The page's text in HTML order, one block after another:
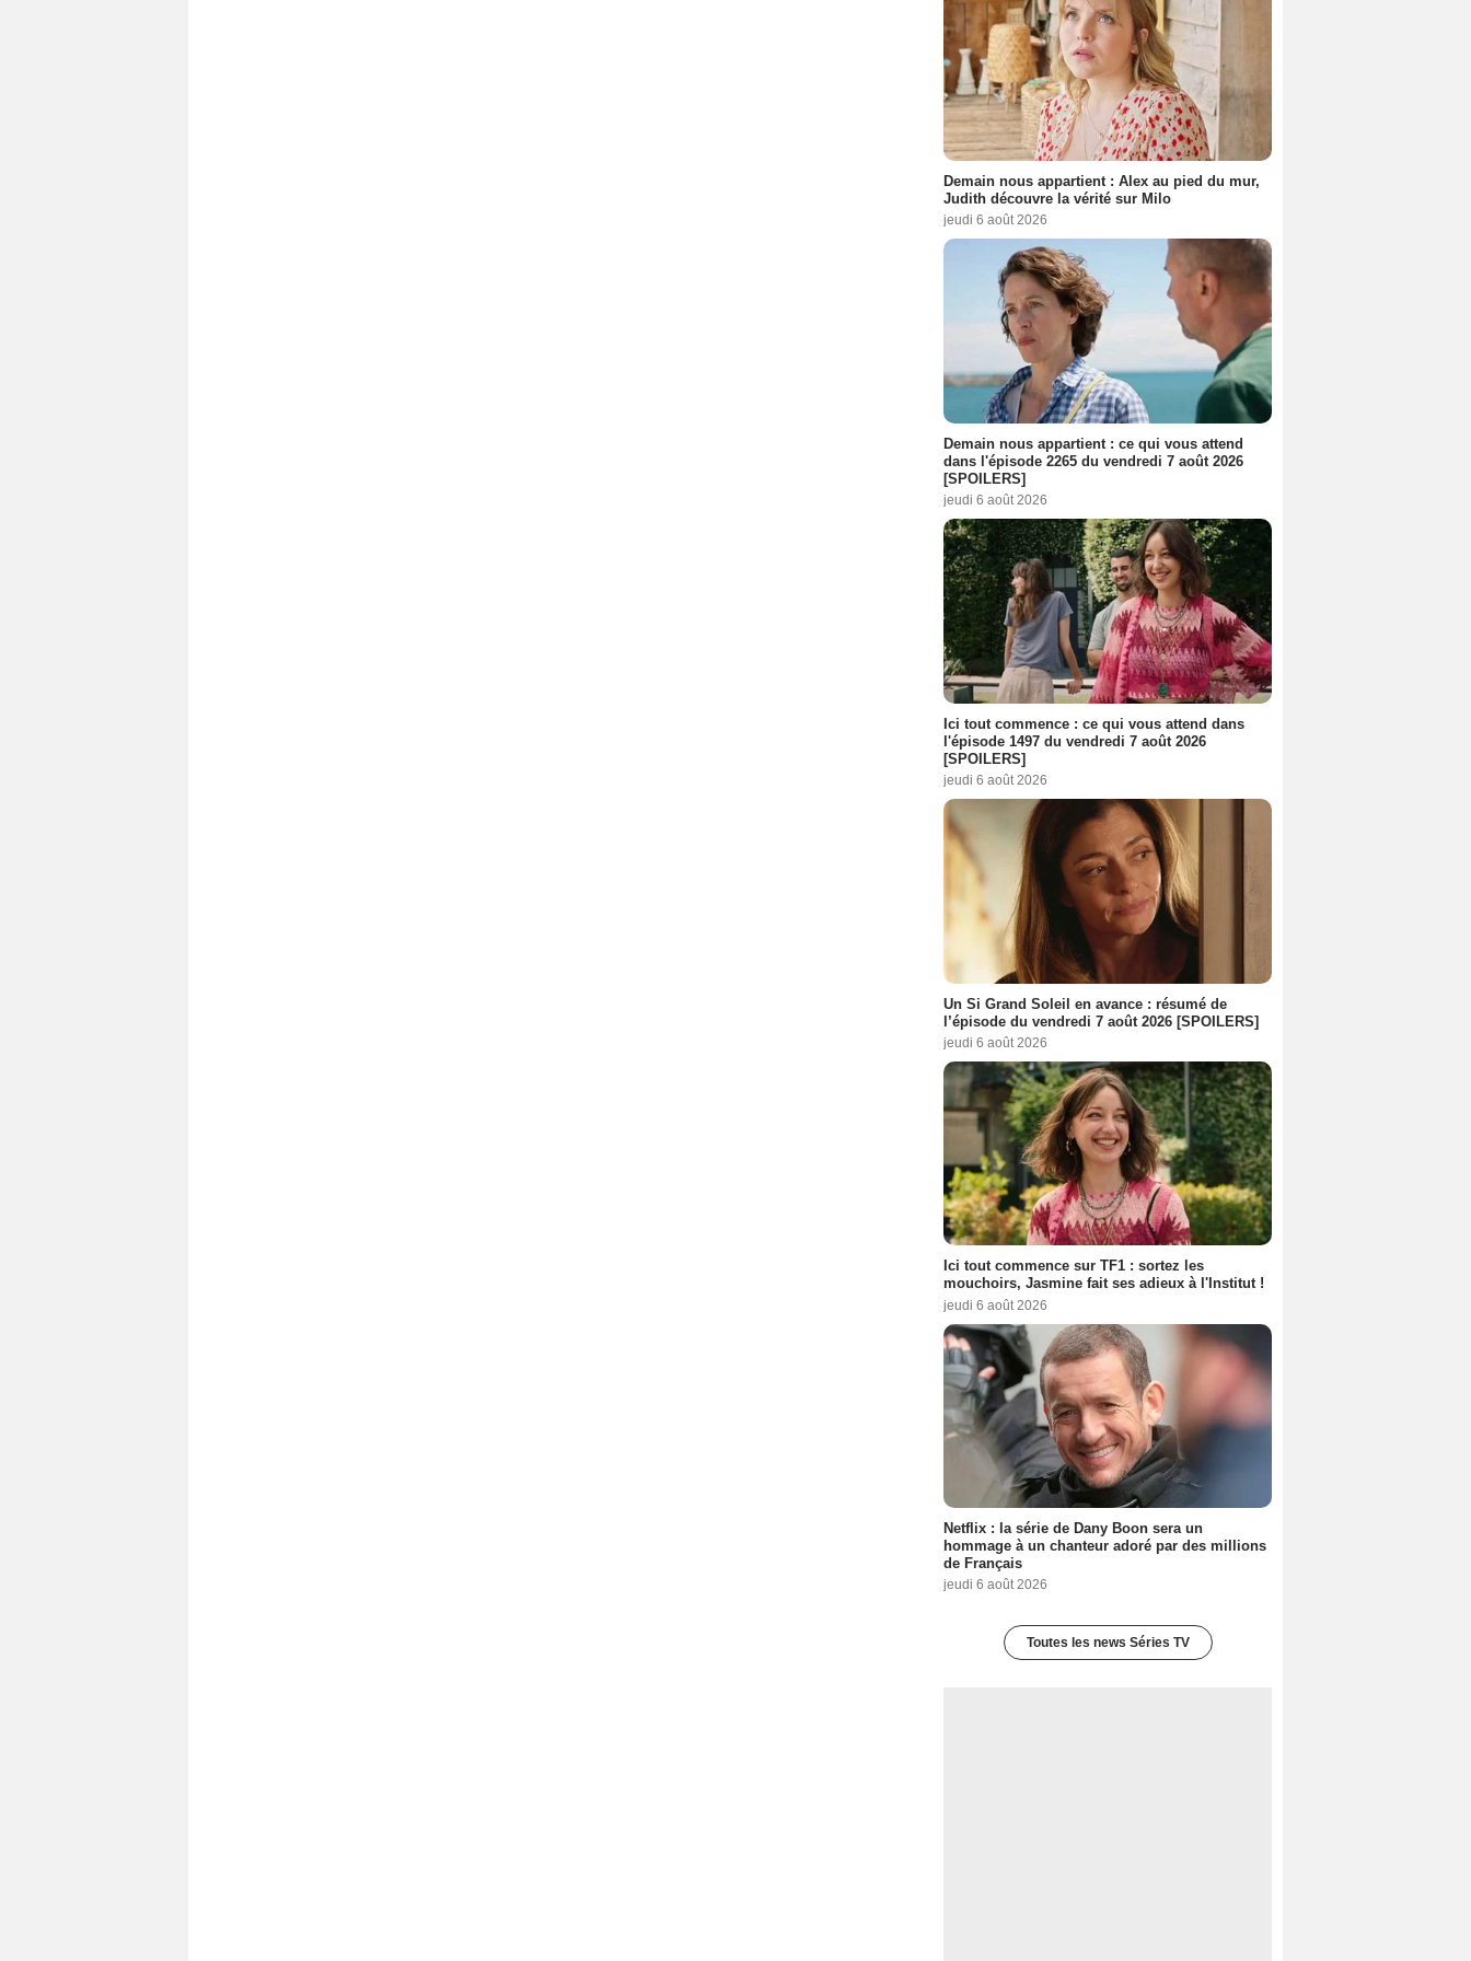
Demain nous appartient : Alex au pied du mur,
Judith découvre la vérité sur Milo
jeudi 6 août 2026
Demain nous appartient : ce qui vous attend
dans l'épisode 2265 du vendredi 7 août 2026
[SPOILERS]
jeudi 6 août 2026
Ici tout commence : ce qui vous attend dans
l'épisode 1497 du vendredi 7 août 2026
[SPOILERS]
jeudi 6 août 2026
Un Si Grand Soleil en avance : résumé de
l’épisode du vendredi 7 août 2026 [SPOILERS]
jeudi 6 août 2026
Ici tout commence sur TF1 : sortez les
mouchoirs, Jasmine fait ses adieux à l'Institut !
jeudi 6 août 2026
Netflix : la série de Dany Boon sera un
hommage à un chanteur adoré par des millions
de Français
jeudi 6 août 2026
Toutes les news Séries TV